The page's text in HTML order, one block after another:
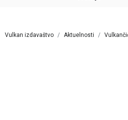
Vulkan izdavaštvo Aktuelnosti